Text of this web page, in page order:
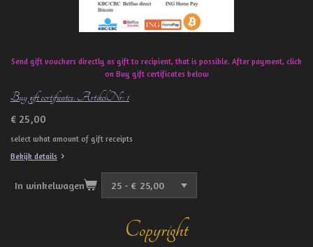
Send gift vouchers directly as gift to recipient, that is possible. After payment, click
on Buy gift certificates below
Buy gift certificates. ArtikelNr: 1
€ 25,00
select what amount of gift receipts
Bekijk details
In winkelwagen
Copyright